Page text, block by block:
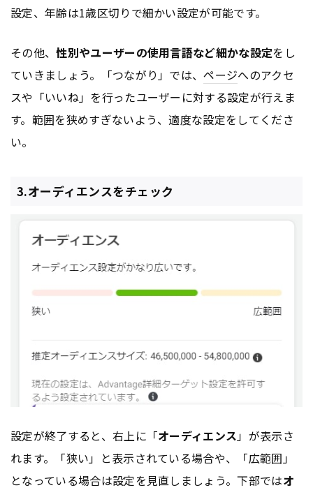
設定、年齢は1歳区切りで細かい設定が可能です。
その他、性別やユーザーの使用言語など細かな設定をし
ていきましょう。「つながり」では、ページへのアクセ
スや「いいね」を行ったユーザーに対する設定が行えま
す。範囲を狭めすぎないよう、適度な設定をしてくださ
い。
3.オーディエンスをチェック
設定が終了すると、右上に「オーディエンス」が表示さ
れます。「狭い」と表示されている場合や、「広範囲」
となっている場合は設定を見直しましょう。下部ではオ